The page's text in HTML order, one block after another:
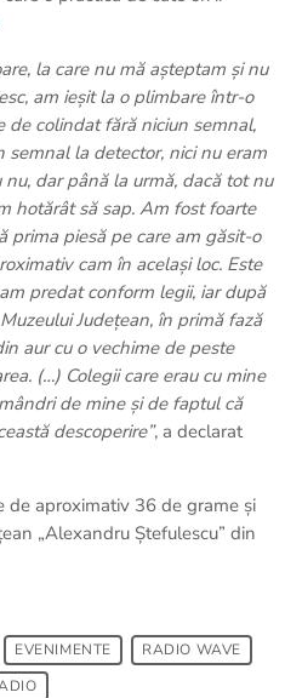
la care nu mă așteptam și nu
am ieșit la o plimbare într-o
de colindat fără niciun semnal,
la detector, nici nu eram
dar până la urmă, dacă tot nu
hotărât să sap. Am fost foarte
prima piesă pe care am găsit-o
cam în același loc. Este
predat conform legii, iar după
Județean, în primă fază
aur cu o vechime de peste
(…) Colegii care erau cu mine
de mine și de faptul că
descoperire”, a declarat
de aproximativ 36 de grame și
„Alexandru Ștefulescu” din
EVENIMENTE
RADIO WAVE